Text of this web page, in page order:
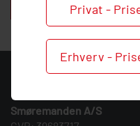
Privat -
Erhverv -
Smøremanden A/S